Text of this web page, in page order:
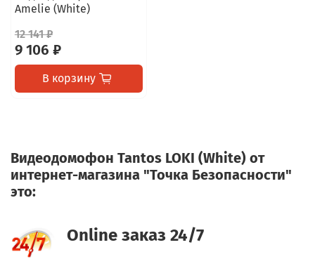
Amelie (White)
12 141 ₽
9 106 ₽
В корзину
Видеодомофон Tantos LOKI (White) от
интернет-магазина "Точка Безопасности"
это:
Online заказ 24/7